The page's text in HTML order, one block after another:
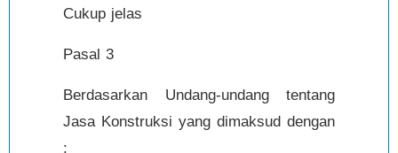
Cukup jelas
Pasal 3
Berdasarkan Undang-undang tentang
Jasa Konstruksi yang dimaksud dengan
: